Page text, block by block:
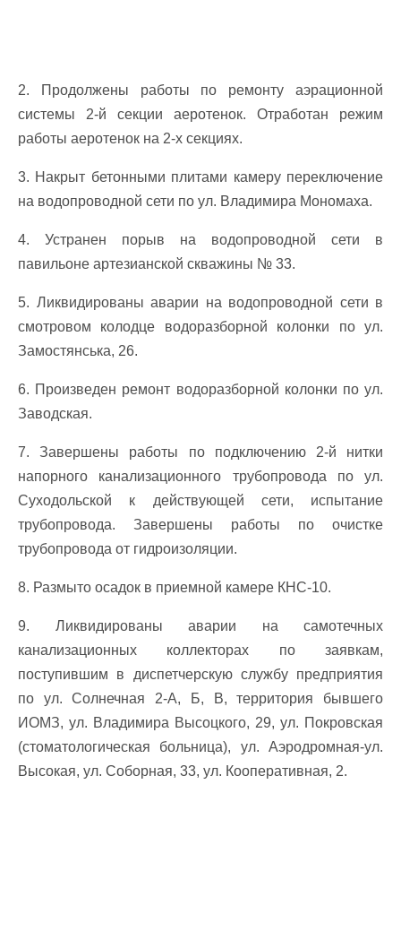
2. Продолжены работы по ремонту аэрационной
системы 2-й секции аеротенок. Отработан режим
работы аеротенок на 2-х секциях.
3. Накрыт бетонными плитами камеру переключение
на водопроводной сети по ул. Владимира Мономаха.
4. Устранен порыв на водопроводной сети в
павильоне артезианской скважины № 33.
5. Ликвидированы аварии на водопроводной сети в
смотровом колодце водоразборной колонки по ул.
Замостянська, 26.
6. Произведен ремонт водоразборной колонки по ул.
Заводская.
7. Завершены работы по подключению 2-й нитки
напорного канализационного трубопровода по ул.
Суходольской к действующей сети, испытание
трубопровода. Завершены работы по очистке
трубопровода от гидроизоляции.
8. Размыто осадок в приемной камере КНС-10.
9. Ликвидированы аварии на самотечных
канализационных коллекторах по заявкам,
поступившим в диспетчерскую службу предприятия
по ул. Солнечная 2-А, Б, В, территория бывшего
ИОМЗ, ул. Владимира Высоцкого, 29, ул. Покровская
(стоматологическая больница), ул. Аэродромная-ул.
Высокая, ул. Соборная, 33, ул. Кооперативная, 2.